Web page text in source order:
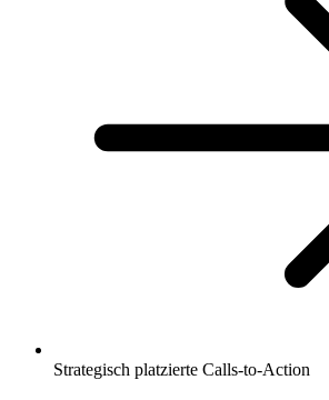
Strategisch platzierte Calls-to-Action